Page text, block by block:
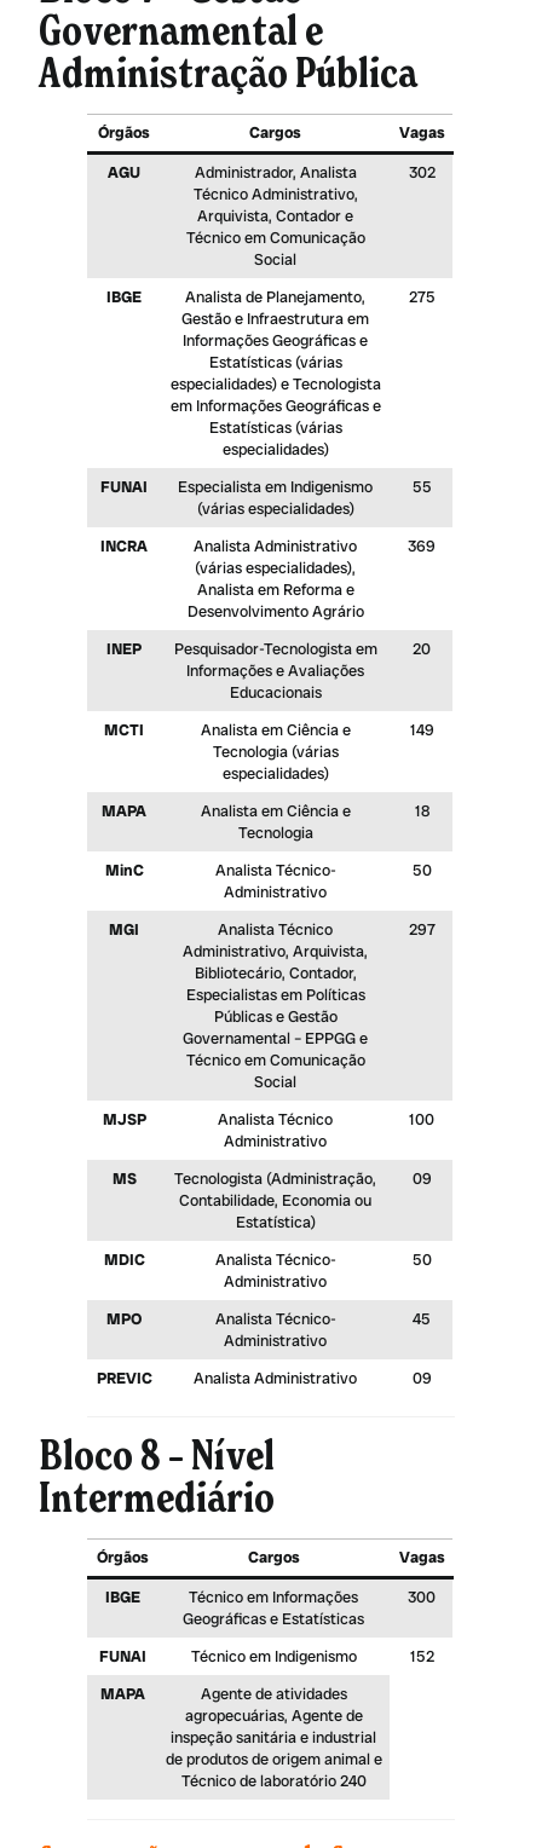
Governamental e
Administração Pública
Órgãos Cargos
Vagas
AGU
Administrador, Analista
Técnico Administrativo,
Arquivista, Contador e
Técnico em Comunicação
Social
302
IBGE
Analista de Planejamento,
Gestão e Infraestrutura em
Informações Geográficas e
Estatísticas (várias
especialidades) e Tecnologista
em Informações Geográficas e
Estatísticas (várias
especialidades)
275
FUNAI
Especialista em Indigenismo
(várias especialidades)
55
INCRA
Analista Administrativo
(várias especialidades),
Analista em Reforma e
Desenvolvimento Agrário
369
INEP
Pesquisador-Tecnologista em
Informações e Avaliações
Educacionais
20
MCTI
Analista em Ciência e
Tecnologia (várias
especialidades)
149
MAPA
Analista em Ciência e
Tecnologia
18
MinC
Analista Técnico-
Administrativo
50
MGI
Analista Técnico
Administrativo, Arquivista,
Bibliotecário, Contador,
Especialistas em Políticas
Públicas e Gestão
Governamental – EPPGG e
Técnico em Comunicação
Social
297
MJSP
Analista Técnico
Administrativo
100
MS
Tecnologista (Administração,
Contabilidade, Economia ou
Estatística)
09
MDIC
Analista Técnico-
Administrativo
50
MPO
Analista Técnico-
Administrativo
45
PREVIC Analista Administrativo 09
Bloco 8 – Nível
Intermediário
Órgãos Cargos
Vagas
IBGE
Técnico em Informações
Geográficas e Estatísticas
300
FUNAI Técnico em Indigenismo
152
MAPA
Agente de atividades
agropecuárias, Agente de
inspeção sanitária e industrial
de produtos de origem animal e
Técnico de laboratório 240